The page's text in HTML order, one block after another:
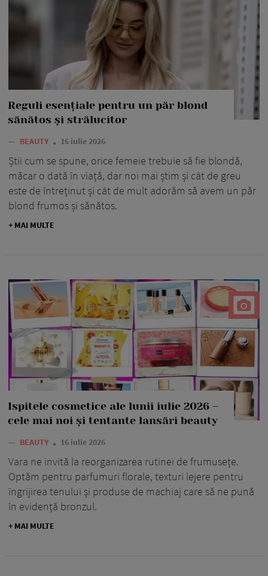
Reguli esențiale pentru un păr blond
sănătos și strălucitor
— BEAUTY 16 iulie 2026
Știi cum se spune, orice femeie trebuie să fie blondă,
măcar o dată în viață, dar noi mai știm și cât de greu
este de întreținut și cât de mult adorăm să avem un păr
blond frumos și sănătos.
+ MAI MULTE
Ispitele cosmetice ale lunii iulie 2026 –
cele mai noi și tentante lansări beauty
— BEAUTY 16 iulie 2026
Vara ne invită la reorganizarea rutinei de frumusețe.
Optăm pentru parfumuri florale, texturi lejere pentru
îngrijirea tenului și produse de machiaj care să ne pună
în evidență bronzul.
+ MAI MULTE